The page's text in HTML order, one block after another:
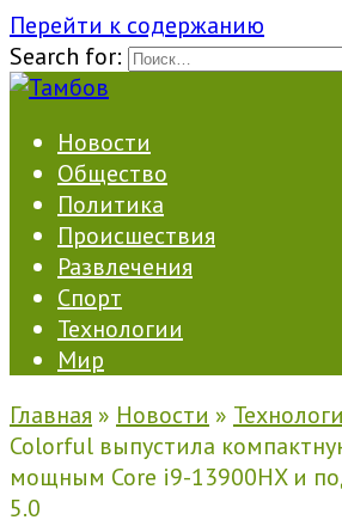
Перейти к содержанию
Search for:
Новости
Общество
Политика
Происшествия
Развлечения
Спорт
Технологии
Мир
Главная » Новости »
Colorful выпустила
мощным Core i9-13900HX и
5.0